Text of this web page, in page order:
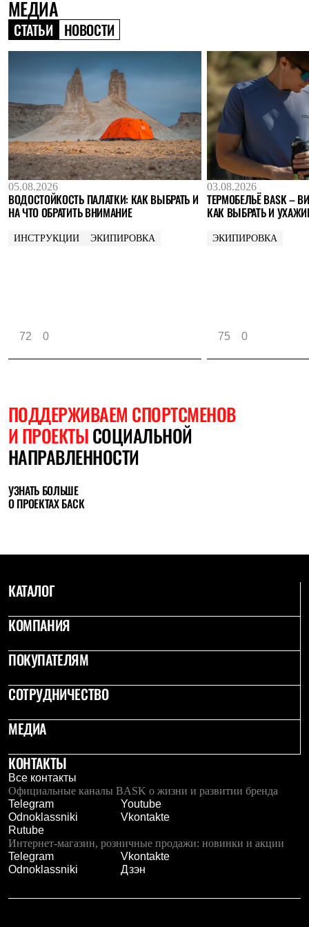
Где купить
МЕДИА
СТАТЬИ НОВОСТИ
05.08.2026
ВОДОСТОЙКОСТЬ ПАЛАТКИ: КАК ВЫБРАТЬ И
НА ЧТО ОБРАТИТЬ ВНИМАНИЕ
ИНСТРУКЦИИ ЭКИПИРОВКА
72 0
03.08.2026
ТЕРМОБЕЛЬЁ BASK –
КАК ВЫБРАТЬ И
ЭКИПИРОВКА
75 0
ПОДДЕРЖИВАЕМ СПОРТСМЕНОВ
И ПРОЕКТЫСОЦИАЛЬНОЙ
НАПРАВЛЕННОСТИ
УЗНАТЬ БОЛЬШЕ
О ПРОЕКТАХ БАСК
КАТАЛОГ
КОМПАНИЯ
ПОКУПАТЕЛЯМ
СОТРУДНИЧЕСТВО
МЕДИА
КОНТАКТЫ
Все контакты
Официальные каналы BASK о жизни и развитии бренда
Telegram
Youtube
Odnoklassniki
Vkontakte
Rutube
Интернет-магазин, розничные продажи: новинки и акции
Telegram
Vkontakte
Odnoklassniki
Дзэн